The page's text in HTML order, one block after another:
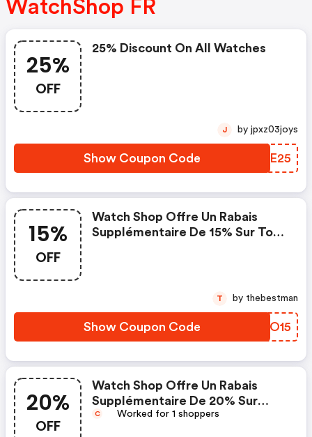
WatchShop FR
25%
OFF
25% Discount On All Watches
Show Coupon Code WRAE25
J by jpxz03joys
15%
OFF
Watch Shop Offre Un Rabais
Supplémentaire De 15% Sur Tout
Show Coupon Code OSEO15
T by thebestman
20%
OFF
Watch Shop Offre Un Rabais
Supplémentaire De 20% Sur
Certains Articles
C Worked for 1 shoppers